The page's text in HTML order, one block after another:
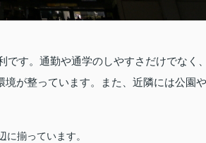
です。通勤や通学のしやすさだけでなく
が整っています。また、近隣には公園や
に揃っています。